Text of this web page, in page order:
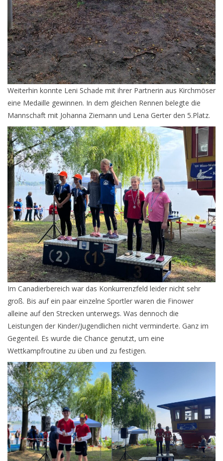
Weiterhin konnte Leni Schade mit ihrer Partnerin aus Kirchmöser
eine Medaille gewinnen. In dem gleichen Rennen belegte die
Mannschaft mit Johanna Ziemann und Lena Gerter den 5.Platz.
Im Canadierbereich war das Konkurrenzfeld leider nicht sehr
groß. Bis auf ein paar einzelne Sportler waren die Finower
alleine auf den Strecken unterwegs. Was dennoch die
Leistungen der Kinder/Jugendlichen nicht verminderte. Ganz im
Gegenteil. Es wurde die Chance genutzt, um eine
Wettkampfroutine zu üben und zu festigen.